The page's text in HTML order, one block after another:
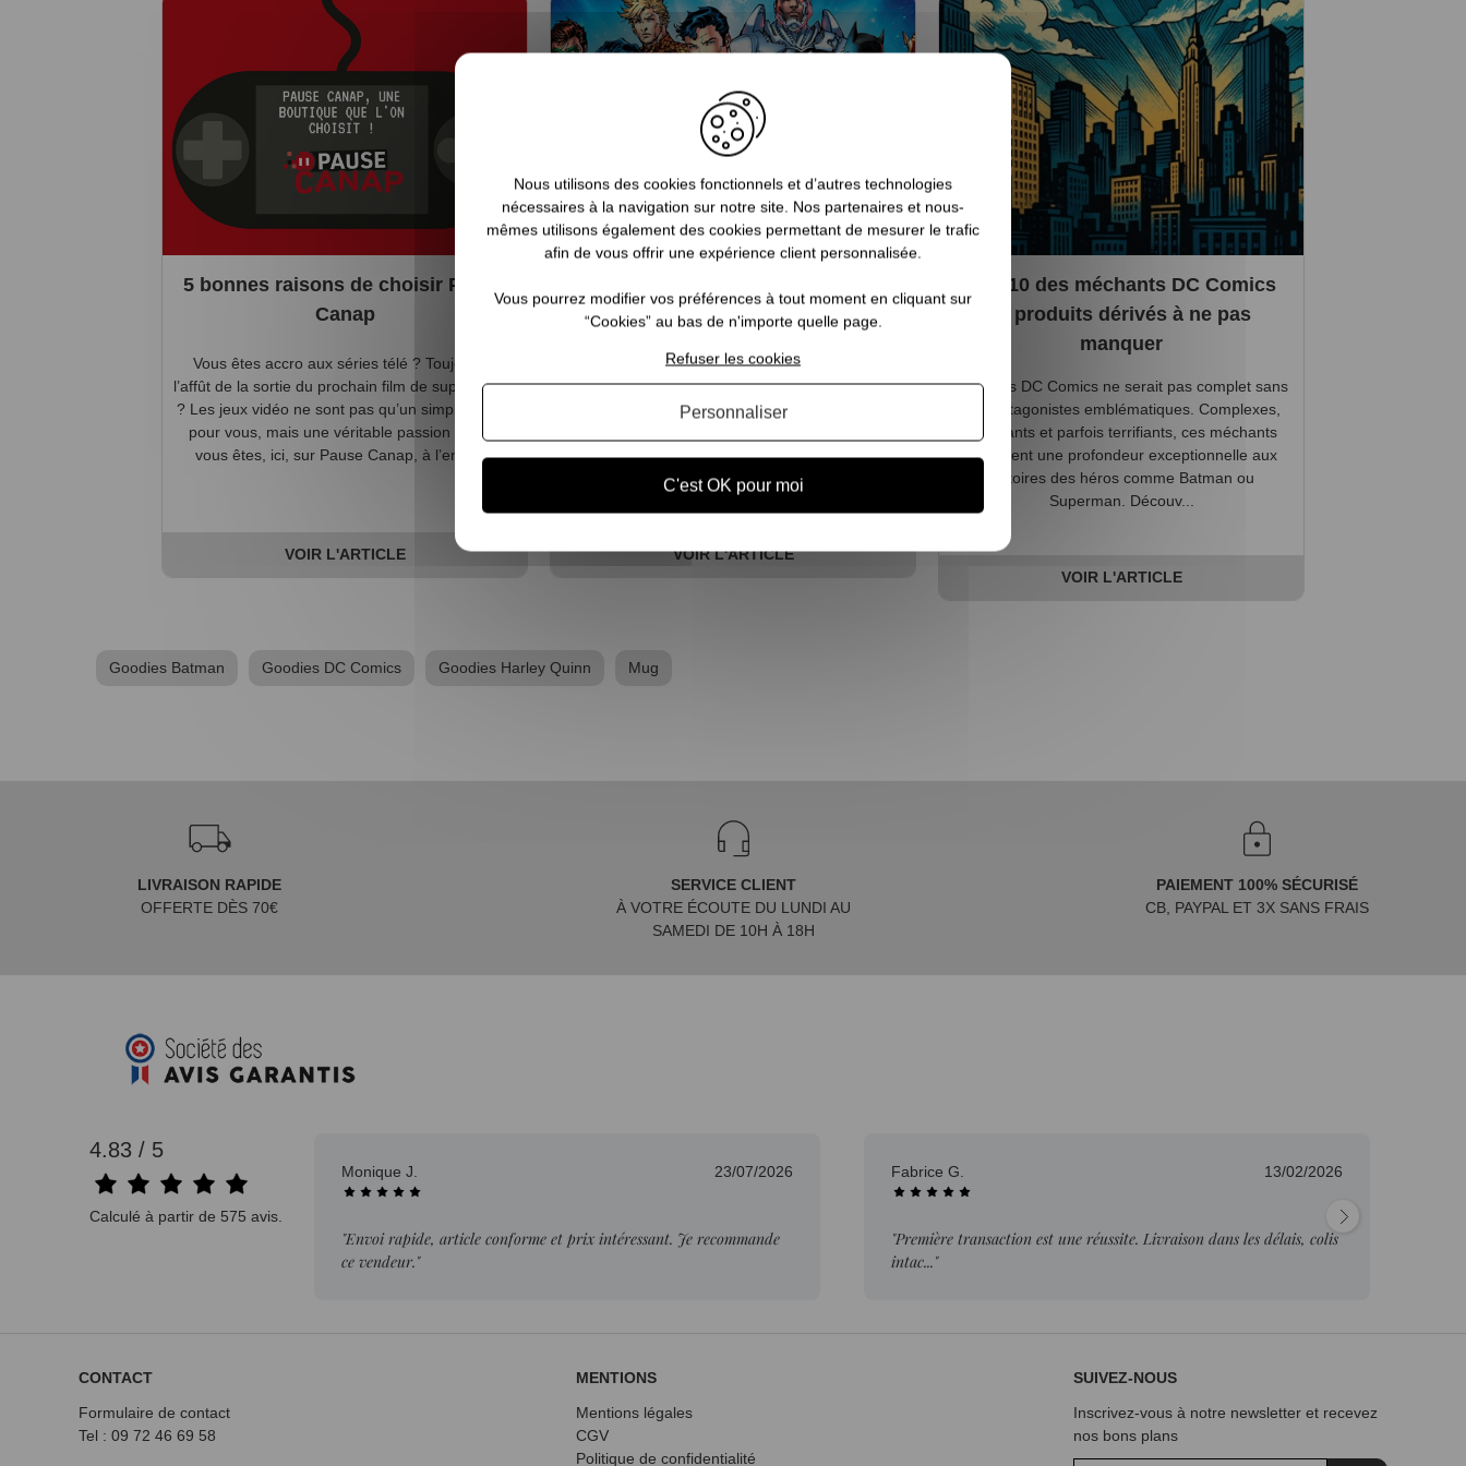
5 bonnes raisons de choisir Pause
Canap
Vous êtes accro aux séries télé ? Toujours à
l’affût de la sortie du prochain film de super-héros
? Les jeux vidéo ne sont pas qu’un simple hobby
pour vous, mais une véritable passion ? Alors
vous êtes, ici, sur Pause Canap, à l’endro...
VOIR L'ARTICLE
l'univers DC Comics ?
Nul ne peut le nier : les super-héros vivent un
âge d’or sans précédent. Marginalisé et réservé
à un public de geeks jusqu’aux années 2000, le
Hollywood. Mais une question revient souvent : «
c...
VOIR L'ARTICLE
Top 10 des méchants DC Comics
et produits dérivés à ne pas
manquer
L'univers DC Comics ne serait pas complet sans
ses antagonistes emblématiques. Complexes,
fascinants et parfois terrifiants, ces méchants
apportent une profondeur exceptionnelle aux
histoires des héros comme Batman ou
Superman. Découv...
VOIR L'ARTICLE
Goodies Batman Goodies DC Comics Goodies Harley Quinn Mug
LIVRAISON RAPIDE
OFFERTE DÈS 70€
SERVICE CLIENT
À VOTRE ÉCOUTE DU LUNDI AU
SAMEDI DE 10H À 18H
PAIEMENT 100% SÉCURISÉ
CB, PAYPAL ET 3X SANS FRAIS
4.83 / 5
Calculé à partir de 575 avis.
Monique J. 23/07/2026
"Envoi rapide, article conforme et prix intéressant. Je recommande
ce vendeur."
Fabrice G. 13/02/2026
"Première transaction est une réussite. Livraison dans les délais, colis
intac..."
CONTACT
Formulaire de contact
Tel : 09 72 46 69 58
MENTIONS
Mentions légales
CGV
Politique de confidentialité
SUIVEZ-NOUS
Inscrivez-vous à notre newsletter et recevez
nos bons plans
Nous utilisons des cookies fonctionnels et d’autres technologies
nécessaires à la navigation sur notre site. Nos partenaires et nous-
mêmes utilisons également des cookies permettant de mesurer le trafic
afin de vous offrir une expérience client personnalisée.
Vous pourrez modifier vos préférences à tout moment en cliquant sur
“Cookies” au bas de n'importe quelle page.
C'est OK pour moi
Refuser les cookies
Personnaliser